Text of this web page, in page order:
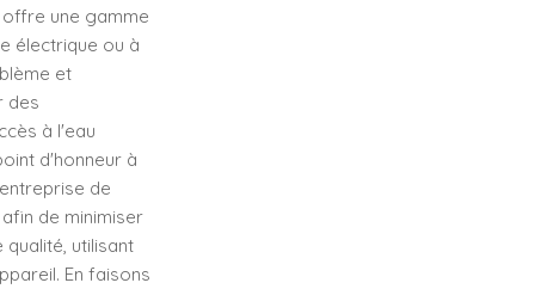
une gamme
électrique ou à
et
des
à l'eau
d'honneur à
de
de minimiser
utilisant
En faisons